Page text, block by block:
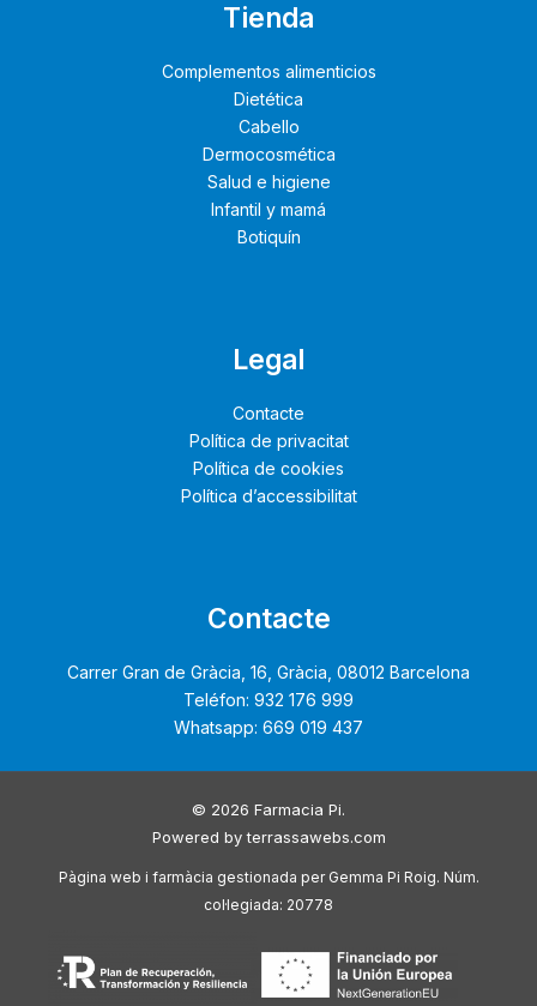
Tienda
Complementos alimenticios
Dietética
Cabello
Dermocosmética
Salud e higiene
Infantil y mamá
Botiquín
Legal
Contacte
Política de privacitat
Política de cookies
Política d’accessibilitat
Contacte
Carrer Gran de Gràcia, 16, Gràcia, 08012 Barcelona
Teléfon: 932 176 999
Whatsapp: 669 019 437
© 2026 Farmacia Pi.
Powered byterrassawebs.com
Pàgina web i farmàcia gestionada per Gemma Pi Roig. Núm.
col·legiada: 20778